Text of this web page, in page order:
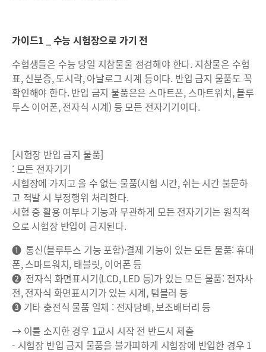
가이드1 _ 수능 시험장으로 가기 전
수험생들은 수능 당일 지참물울 점검해야 한다. 지참물은 수험
표, 신분증, 도시락, 아날로그 시계 등이다. 반입 금지 물품도 꼭
확인해야 한다. 반입 금지 물품은은 스마트폰, 스마트워치, 블루
투스 이어폰, 전자식 시계) 등 모든 전자기기이다.
[시험장 반입 금지 물품]
: 모든 전자기기
시험장에 가지고 올 수 없는 물품(시험 시간, 쉬는 시간 불문하
고 적발 시 부정행위 처리한다.
시험 중 활용 여부나 기능과 무관하게 모든 전자기기는 원칙적
으로 시험장 반입이 금지된다.
❶ 통신(블루투스 기능 포함)·결제 기능이 있는 모든 물품: 휴대
폰, 스마트워치, 태블릿, 이어폰 등
❷ 전자식 화면표시기(LCD, LED 등)가 있는 모든 물품: 전자사
전, 전자식 화면표시기가 있는 시계, 텀블러 등
❸ 기타 충전식 물품 일체 : 전자담배, 보조배터리 등
→ 이를 소지한 경우 1교시 시작 전 반드시 제출
- 시험장 반입 금지 물품을 불가피하게 시험장에 반입한 경우 1